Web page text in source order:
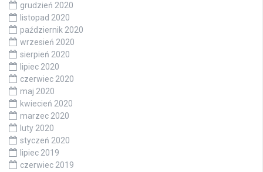
grudzień 2020
listopad 2020
październik 2020
wrzesień 2020
sierpień 2020
lipiec 2020
czerwiec 2020
maj 2020
kwiecień 2020
marzec 2020
luty 2020
styczeń 2020
lipiec 2019
czerwiec 2019